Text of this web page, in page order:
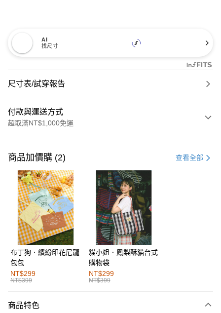
AI
找尺寸
尺寸表/試穿報告
付款與運送方式
超取滿NT$1,000免運
信用卡一次付款
購物金
超商取貨付款
LINE Pay
街口支付
運送方式
全家取貨付款
每筆NT$60，滿NT$1,000(含以上)免運費
付款後全家取貨
商品加價購 (2) 查看全部
布丁狗．繽紛印花尼龍
包包
NT$299
NT$399
貓小姐．鳳梨酥貓台式
購物袋
NT$299
NT$399
商品特色